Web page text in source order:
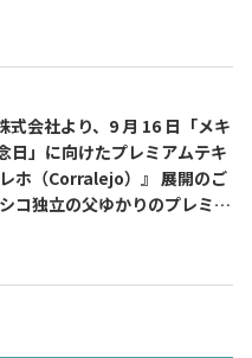
式会社より、9 月 16 日「メキ
日」に向けたプレミアムテキ
ホ（Corralejo）』 展開のご
コ独立の父ゆかりのプレミア